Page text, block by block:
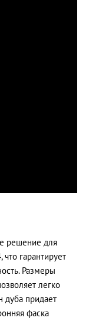
решение для
гарантирует
Размеры
легко
дуба придает
фаска